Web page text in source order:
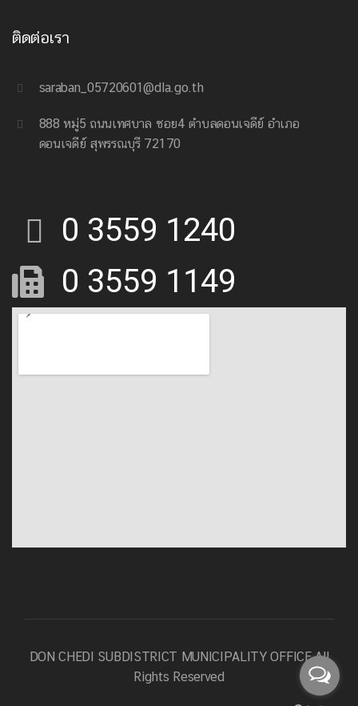
ติดต่อเรา
saraban_05720601@dla.go.th
888 หมู่5 ถนนเทศบาล ซอย4 ตำบลดอนเจดีย์ อำเภอ
ดอนเจดีย์ สุพรรณบุรี 72170
0 3559 1240
0 3559 1149
DON CHEDI SUBDISTRICT MUNICIPALITY OFFICEAll
Rights Reserved